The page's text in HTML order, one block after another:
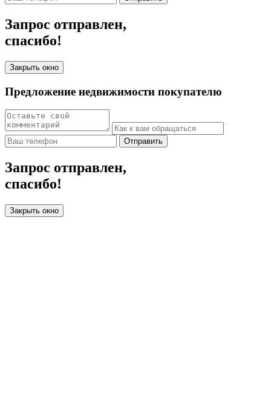
Запрос отправлен,
спасибо!
Закрыть окно
Предложение недвижимости покупателю
Отправить
Запрос отправлен,
спасибо!
Закрыть окно